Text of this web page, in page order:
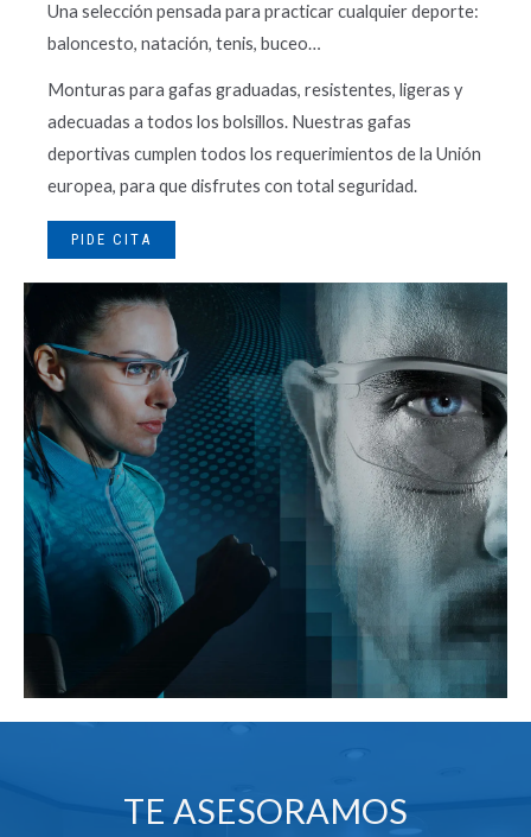
Una selección pensada para practicar cualquier deporte:
baloncesto, natación, tenis, buceo…
Monturas para gafas graduadas, resistentes, ligeras y
adecuadas a todos los bolsillos. Nuestras gafas
deportivas cumplen todos los requerimientos de la Unión
europea, para que disfrutes con total seguridad.
PIDE CITA
TE ASESORAMOS
Estas
son
Son
necesarias
funcione la
Estadísticas
podamos
mejorar la
funcionalidad
y estructura
de la web, en
base a cómo
se usa la
web.
Experiencia
Para que
nuestra web
funcione lo
mejor posible
durante tu
funcionalidades